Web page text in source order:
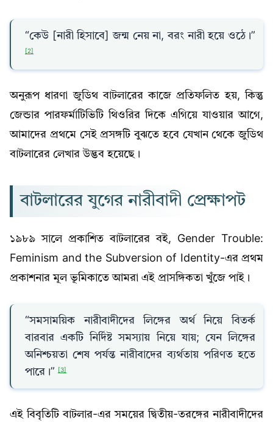
“কেউ [নারী হিসাবে] জন্ম নেয় না, বরং নারী হয়ে ওঠে।”
[2]
অনুরূপ ধারণা জুডিথ বাটলারের কাজে প্রতিফলিত হয়, কিন্তু
জেন্ডার পারফর্মাটিভিটি থিওরির দিকে এগিয়ে যাওয়ার আগে,
আমাদের প্রথমে সেই প্রসঙ্গটি বুঝতে হবে যেখান থেকে জুডিথ
বাটলারের লেখার উদ্ভব হয়েছে।
বাটলারের যুগের নারীবাদী প্রেক্ষাপট
১৯৮৯ সালে প্রকাশিত বাটলারের বই, Gender Trouble:
Feminism and the Subversion of Identity-এর প্রথম
প্রকাশনার মূল ভূমিকাতে আমরা এই প্রাসঙ্গিকতা খুঁজে পাই।
“সমসাময়িক নারীবাদীদের লিঙ্গের অর্থ নিয়ে বিতর্ক
বারবার একটি নির্দিষ্ট সমস্যায় নিয়ে যায়; যেন লিঙ্গের
অনিশ্চয়তা শেষ পর্যন্ত নারীবাদের ব্যর্থতায় পরিণত হতে
পারে।”
[3]
এই বিবৃতিটি বাটলার-এর সময়ের দ্বিতীয়-তরঙ্গের নারীবাদীদের